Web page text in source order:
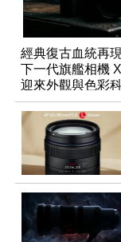
經典復古血統再
下一代旗艦相機
迎來外觀與色彩
優化